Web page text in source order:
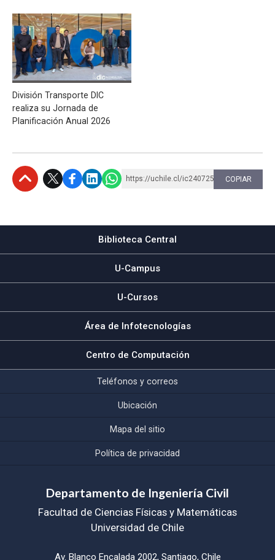
División Transporte DIC
realiza su Jornada de
Planificación Anual 2026
https://uchile.cl/ic240725 COPIAR
Biblioteca Central
U-Campus
U-Cursos
Área de Infotecnologías
Centro de Computación
Teléfonos y correos
Ubicación
Mapa del sitio
Política de privacidad
Departamento de Ingeniería Civil
Facultad de Ciencias Físicas y Matemáticas
Universidad de Chile
Av. Blanco Encalada 2002, Santiago, Chile